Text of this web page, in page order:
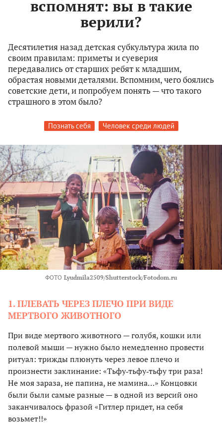
вспомнят: вы в такие
верили?
Десятилетия назад детская субкультура жила по
своим правилам: приметы и суеверия
передавались от старших ребят к младшим,
обрастая новыми деталями. Вспомним, чего боялись
советские дети, и попробуем понять — что такого
страшного в этом было?
Познать себя Человек среди людей
ФОТО Lyudmila2509/Shutterstock/Fotodom.ru
1. ПЛЕВАТЬ ЧЕРЕЗ ПЛЕЧО ПРИ ВИДЕ
МЕРТВОГО ЖИВОТНОГО
При виде мертвого животного — голубя, кошки или
полевой мыши — нужно было немедленно провести
ритуал: трижды плюнуть через левое плечо и
произнести заклинание: «Тьфу‑тьфу‑тьфу три раза!
Не моя зараза, не папина, не мамина…» Концовки
были были самые разные — в одной из версий оно
заканчивалось фразой «Гитлер придет, на себя
возьмет!!»